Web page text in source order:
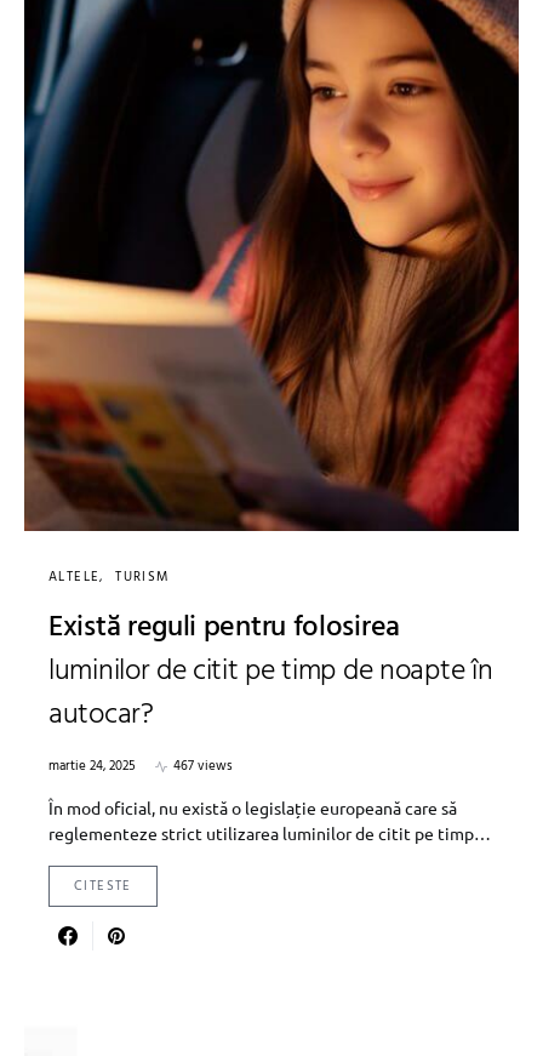
ALTELE TURISM
Există reguli pentru folosirea
luminilor de citit pe timp de noapte în
autocar?
martie 24, 2025
467 views
În mod oficial, nu există o legislație europeană care să
reglementeze strict utilizarea luminilor de citit pe timp…
CITESTE